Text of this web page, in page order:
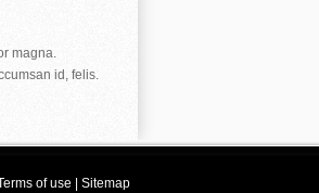
magna.
id, felis.
of use
Sitemap